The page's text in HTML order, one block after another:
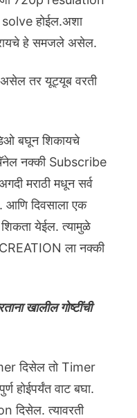
solve होईल.अशा
हे समजले असेल.
तर यूट्यूब वरती
बघून शिकायचे
नक्की Subscribe
मराठी मधून सर्व
दिवसाला एक
येईल. त्यामुळे
ला नक्की
खालील गोष्टींची
दिसेल तो Timer
होईपर्यंत वाट बघा.
दिसेल. त्यावरती